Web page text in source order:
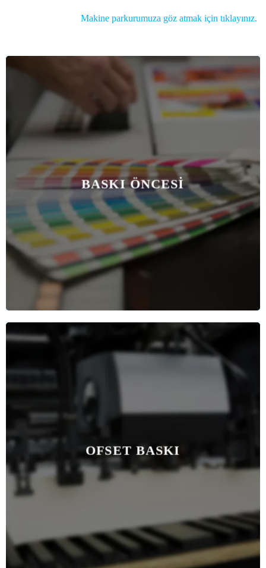
Makine parkurumuza göz atmak için tıklayınız.
BASKI ÖNCESI
OFSET BASKI